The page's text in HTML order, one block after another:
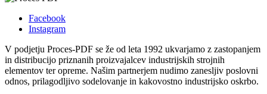
Facebook
Instagram
V podjetju Proces-PDF se že od leta 1992 ukvarjamo z zastopanjem
in distribucijo priznanih proizvajalcev industrijskih strojnih
elementov ter opreme. Našim partnerjem nudimo zanesljiv poslovni
odnos, prilagodljivo sodelovanje in kakovostno industrijsko oskrbo.